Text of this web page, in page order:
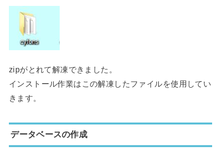
zipがとれて解凍できました。
インストール作業はこの解凍したファイルを使用してい
きます。
データベースの作成